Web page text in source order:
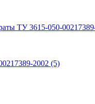
ТУ 3615-050-
2002 (5)